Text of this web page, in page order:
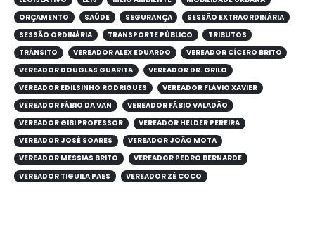
ORÇAMENTO
SAÚDE SEGURANÇA
SESSÃO EXTRAORDINÁRIA
SESSÃO ORDINÁRIA
TRANSPORTE PÚBLICO
TRIBUTOS
TRÂNSITO
VEREADOR ALEX EDUARDO
VEREADOR CÍCERO BRITO
VEREADOR DOUGLAS GUARITA
VEREADOR DR. GRILO
VEREADOR EDILSINHO RODRIGUES
VEREADOR FLÁVIO XAVIER
VEREADOR FÁBIO DA VAN
VEREADOR FÁBIO VALADÃO
VEREADOR GIBI PROFESSOR
VEREADOR HELDER PEREIRA
VEREADOR JOSÉ SOARES
VEREADOR JOÃO MOTA
VEREADOR MESSIAS BRITO
VEREADOR PEDRO BERNARDE
VEREADOR TIGUILA PAES
VEREADOR ZÉ COCO